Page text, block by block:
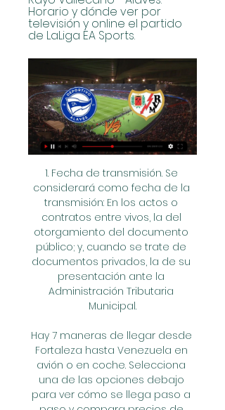
Horario y dónde ver por
televisión y online el partido
de LaLiga EA Sports.
1. Fecha de transmisión. Se considerará como fecha de la transmisión: En los actos o contratos entre vivos, la del otorgamiento del documento público; y, cuando se trate de documentos privados, la de su presentación ante la Administración Tributaria Municipal.

Hay 7 maneras de llegar desde Fortaleza hasta Venezuela en avión o en coche. Selecciona una de las opciones debajo para ver cómo se llega paso a paso y compara precios de billetes y horarios de viajes con el planificador de viajes Rome2rio

En otros partidos destacados de la fecha, Unión La Calera que marcha tercero empató 1-1 ante Palestino y Audax Italiano, cuarto en las posiciones, cayó ante Huachipato por la mínima diferencia. El viernes, Curicó Unido venció a U. de Concepción 4-2. - Resultados de la decimoséptima jornada: Curicó Unido 4-2 U. de Concepción

ERP. El Atlético Grau de Piura dejó la costa, para irse a jugar a los 3 mil metros de altura y empató con el Cienciano del Cusco, 1-1 cuando se jugaban los descuentos. El tanto de empate para el Grau, fue un justo merecimiento por lo que hizo en los 90 minutos de juego, dejando a una hinchada cusqueña disconforme con el actuar de su equipo....

El Levante UD se presenta ante su afición. Un nuevo proyecto dirigido por Joaquín Caparrós, que espera mejorar los registros de JIM, del que hasta ahora ha sido el mejor Levante de la historia . Con ello ante poco más de 2.000 aficionados, el conjunto granota se vistió de corto para hacerse la pertinente foto de familia antes de enfrentarse al Hellas Verona.

Pese a que derrotó a Curicó Unido en La Granja, Universidad de Chile no pudo clasificar directamente a la fase grupal de la Copa Libertadores 2019 y tendrá que disputar la etapa previa, al.

2020-4-20 · La biblioteca de la discordia. Imprimir Correo electrónico Rafael A. Méndez Alfaro Coordinador Programa de Estudios Generales. Una visita pastoral del obispo de Costa Rica a la provincia de Alajuela, acaecida en 1882, devino en el cierre de la Biblioteca de San Ramón.

[ver tv!!] Rayo contra Alavés en vivo y en directo Rayo Vall hace 1 hora — Deportivo Alavés - Rayo Vallecano en vivo, resultados H2H Deportivo Alavés Rayo Vallecano marcadores en directo (y ver en vivo gratis video ...

La Universidad Católica se proclamará campeón del torneo chileno si puntúa el próximo domingo en su visita al Deportes Temuco, que se juega la permanencia en primera división en la última.

El Área Deportes de la Municipalidad de Cerrito informa que, están abiertas las inscripciones para participar de las actividades deportivas y recreativas que ofrece durante todo el …

Esta es una vista general de todos los jugadores que hoy en día están activos en el equipo Altay SK y que juegan actualmente para su selección nacional.

Rayo Vallecano-Alavés en vivo Deportivo Alav | News & hace 1 hora — 17 feb 2024 — Rayo Vallecano - Real Madrid: horario y dónde ver por TV el partido de Liga en directo y 'online' Deportivo Alavés ...

Privacidade e cookies: Esse site utiliza cookies. Ao continuar a usar este site, você concorda com seu uso. Para saber mais, inclusive sobre como controlar os cookies, consulte aqui: Política de cookies

Online Rayo Vallecano vs Deportivo Alavés en vivo hace 50 minutos — Rayo Vallecano vs Alavés en vivo ver partido gratis online 18 dic 2021 — Rayo Vallecano no sufrió: reviva la victoria en el regreso de Falcao.

Razón por la cual, ante los red devils esperan ampliar tal número. (El link para Ver Gratis Barcelona VS Manchester United EN VIVO ONLINE lo encuentra más abajo) Sin embargo, no es el único dato a favor de los españoles. En 70 ocasiones donde un equipo ganó de visita en la ida,.

El vicepresidente del Instituto de Turismo, Mauro Flores, aprovecho el contacto con Chaco en Línea Radio para invitar a la ciudadanía chaqueña a vivir y disfrutar del Festival del Libertador que se realizara, luego de un par de suspensiones, este domingo en el Parque de la Democracia de la Ciudad de

Los contenidos de Argentina.gob.ar están licenciados bajo Creative Commons Reconocimiento 2.5 Argentina License. www.minhacienda.gob.ar es un sitio web oficial del Gobierno Argentino es un sitio web oficial del Gobierno Argentino

CÓRDOBA, 4 (EUROPA PRESS)El XXII Concurso Nacional de Arte Flamenco de Córdoba da comienzo este martes a las 17,00 horas en el Teatro Góngora, día en el que, además del miércoles.

Universidad Galileo es una entidad educativa superior, producto de 37 años de labor y esfuerzo constante de un selecto grupo de profesionales encabezado por el Doctor Eduardo Suger Cofiño, Ph.D., fundador y Rector, quien ha logrado conformar una propuesta educativa completamente diferente a la tradicional y que es impulsadora por un lema muy.

Mira el resultado del FC Vaduz - Eintracht Frankfurt en Yahoo Eurosport. Mira comentarios incluyendo lo más destacado, noticias, alineaciones, puntuaciones de los jugadores y mucho más

Rayo Vallecano Deportivo Alavés en vivo hoy Alavés hace 2 horas — Rayo Vallecano Deportivo Alavés en vivo hoy Alavés: marcadores en directo, resultados y partidos 10 marzo 2024 Ver ¡La eliminatoria de la ...

Chiclana Arcos Barbate Cádiz Campo de Gibraltar Chiclana Conil El Puerto Jerez Rota San Fernando Sanlúcar El Málaga sigue sin ganar y empata con el Rayo Vallecano (1-1)

Un día como hoy pero de 1984, Nace Juan Ignacio Arias Navarro, arquero que jugo un año en Excursionistas. Llegó en Enero de 2016 y se convirtió en un pilar fundamental del equipo Campeón 2016.

Alavés vídeo del partido Osasuna vídeo del | News & Events hace 2 horas — En directo Rayo - Alavés vídeo del partido Osasuna vídeo del partido EN VIVO===] En vi - Singapore 10.03.2024 Partido 3:01:53... directo.

[[Directo HD##]] Directo Rayo - Alavés en vivo Rayo Vallecan hace 1 hora — [Directo HD##]] Directo Rayo - Alavés en vivo Rayo Vallecano vs. Alavés: resumen, goles y mejores jugadas 10 marzo 2024 Deportivo Alavés ...

Foto: Márcio Cunha/ACF A Chapecoense ainda respira no Campeonato Brasileiro. O time venceu o clássico contra o Avaí por 1 a 0, neste domingo (24), com gol do atacante Everaldo. O resultado.

ILIVEBARCELONA es una inmobiliaria de alto standing situada en Barcelona con más de una década de experiencia y una larga trayectoria en el sector inmobiliario residencial y de inversión. Nuestra división inmobiliaria gestiona la Venta y el Alquiler de propiedades de Lujo en la Zona Alta (Pedralbes, Sarrià, Sant Gervasi, La Bonanova, Sant Gervasi-Galvany y Turó Park), Eixample, Ciutat.

Alavés vs Rayo Vallecano en vivo en directo online hace 1 día — Enlace para seguir el partido de la jornada 28 que en el Estadio de Mendizorroza disputan el Alavés y el Rayo Vallecano desde las 14:00 horas.

Real Valladolid Leganés en directo: Consulta el resultado del partido Real Valladolid Leganés en vivo y sigue el marcador en directo gracias a nuestro livescore. Partido LaLiga jugado el 03/01/20 18:00

Quilmes. Mujer madura busca hombres maduros 45 o 50 años Ayuda económica a cambio de buen sexo completita, contactame y arreglamos Zona sur de buenos aires yo 51 años muy reservada,. Ponte en contacto con los usuarios que ahora están en línea y obtén una respuesta más rápida. Ver a …

Entra aquí si quieres Ver VALLADOLID - LEGANES en vivo y directo de la Jornada 14 de la Liga Santander 2018/2019. Información para seguir online este encuentro entre Valladolid y Leganés.

Regatas quiere recuperarse en la fortaleza de Junín marzo 18, 2017 - 12:30 pm. medirá con Argentino, en encuentro que comenzará a las 21.30,. Regatas, pese al último triunfo ante Obras Sanitarias en el estadio “tachero” por 79 a 74,.

Bueno, nuestro sitio web se hizo con un objetivo en mente que es unir a los solteros, ofrecerles un lugar seguro para conocerse en línea a través de nuestros servicios de buscar pareja y contactos. ¡Y en caso de que te preguntas por si es gratuito, la respuesta es SÍ, no solo el registro, sino todo!

La Jornada 7 del Torneo Clausura 2013 de la Liga Premier de Ascenso en la Segunda División inicia este viernes con el partido entre Chivas Rayadas contra los Correcaminos dela Autónoma de Tamaulipas, partido que se disputará a las 12 del día en el Estadio “Jalisco”

Millonarios, Once Caldas y Chicó, los tres líderes de la Liga Postobón 28 julio, 2014 Fútbol Nacional Millonarios pese a tener una mala actuación en la Copa Postobón, llegó a marcar diferencia en la Liga Postobón y ya completa su segunda victoria en linea, victoria que lo …

Ver EN VIVO y en DIRECTO ONLINE Alavés vs. Rayo hace 3 días — Te contamos dónde ver en directo online el Alavés vs. Rayo Vallecano de La Liga 2023-2024: Movistar, DAZN, canal de TV y streaming en vivo.

Olímpico superó a Obras y clasificó a la próxima ronda. Olímpico le ganó a Obras por 85 a 76 en el quinto y decisivo juego de Octavos de Final y de esta manera logró clasificarse a Cuartos donde se medirá con La Unión. Solano fue el goleador con 25 puntos.

Apenas cumprindo tabela na Série B do Brasileiro, a Ponte Preta recebe o desesperado Figueirense nesta terça-feira (12). Em duelo válido pela 35ª rodada, os alvinegros se enfrentam no Moisés Lucarelli, em Campinas, às 20h30 (horário de Brasília).

Athletic, Real Sociedad, Alavés, Osasuna y Eibar pactan precios para la afición visitante. Los clubes de País Vasco y Navarra que militarán en LaLiga Santander han acordado un precio común de 25 euros por entrada para los espectadores de su rival, con el objetivo de fomentar la asistencia.

Este miércoles 13 de febrero a partir de las 7:30 de la noche, Millonarios busca iniciar con una victoria ante Fortaleza en el Campín, en el debut de este torneo se pretende ratificar el buen inicio de temporada.

Los aficionados del Atlante y los Alebrijes de Oaxaca, se quedaron anteayer con las ganas de presenciar por televisión el primer encuentro de sus equipos en el Apertura 2016 de la Liga de Ascenso.

Empezaremos por describir en qué cosiste una Sociedad Limitada Laboral Las Sociedades de responsabilidad limitada son aquellas en la